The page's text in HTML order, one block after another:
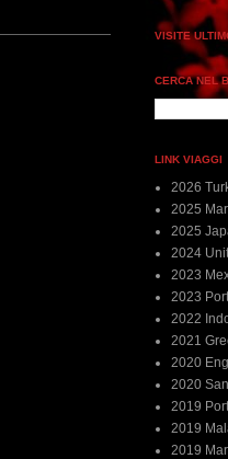
VISITE
CERCA NEL
LINK VIAGGI
2026
2025
2025
2024
2023
2023
2022
2021
2020
2020
2019
2019
2019